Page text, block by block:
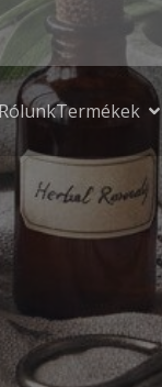
RólunkTermékek